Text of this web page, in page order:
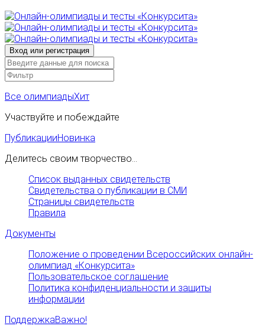
Все олимпиадыХит
Участвуйте и побеждайте
ПубликацииНовинка
Делитесь своим творчество...
Список выданных свидетельств
Свидетельства о публикации в СМИ
Страницы свидетельств
Правила
Документы
Положение о проведении Всероссийских онлайн-
олимпиад «Конкурсита»
Пользовательское соглашение
Политика конфиденциальности и защиты
информации
ПоддержкаВажно!